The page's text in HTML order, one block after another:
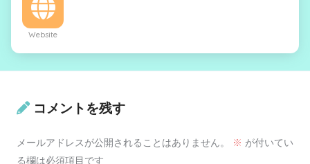
Website
コメントを残す
メールアドレスが公開されることはありません。 ※ が付いてい
る欄は必須項目です